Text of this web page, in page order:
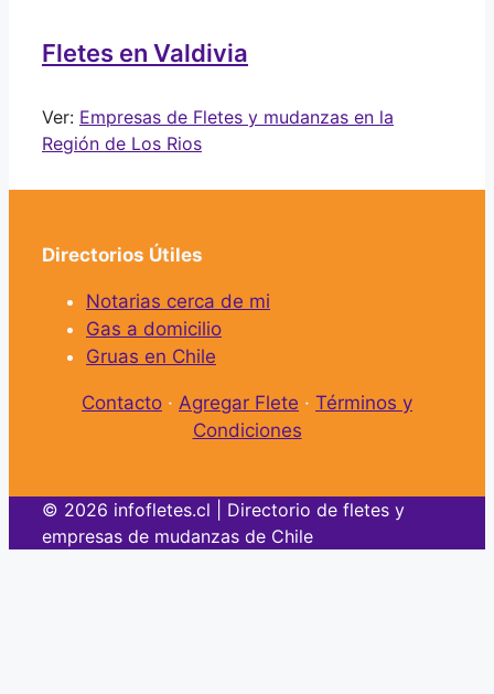
Fletes en Valdivia
Ver: Empresas de Fletes y mudanzas en la
Región de Los Rios
Directorios Útiles
Notarias cerca de mi
Gas a domicilio
Gruas en Chile
Contacto · Agregar Flete · Términos y
Condiciones
© 2026 infofletes.cl | Directorio de fletes y
empresas de mudanzas de Chile